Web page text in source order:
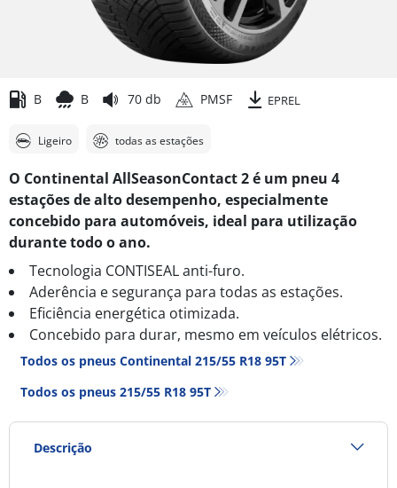
B B 70 db PMSF EPREL
Ligeiro todas as estações
O Continental AllSeasonContact 2 é um pneu 4
estações de alto desempenho, especialmente
concebido para automóveis, ideal para utilização
durante todo o ano.
Tecnologia CONTISEAL anti-furo.
Aderência e segurança para todas as estações.
Eficiência energética otimizada.
Concebido para durar, mesmo em veículos elétricos.
Todos os pneus Continental 215/55 R18 95T
Todos os pneus‎ 215/55 R18 95T
Descrição